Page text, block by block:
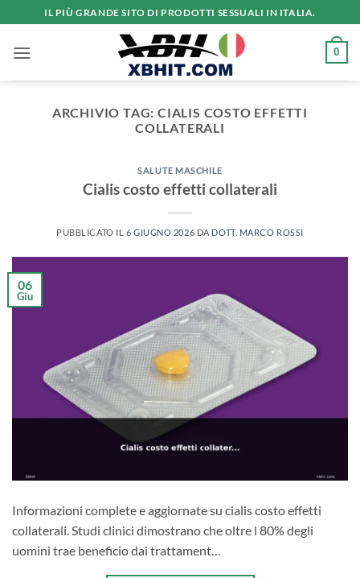
ai
contenuti
IL PIÙ GRANDE SITO DI PRODOTTI SESSUALI IN ITALIA.
0
ARCHIVIO TAG:CIALIS COSTO EFFETTI
COLLATERALI
SALUTE MASCHILE
Cialis costo effetti collaterali
PUBBLICATO IL 6 GIUGNO 2026 DA DOTT. MARCO ROSSI
06
Giu
Informazioni complete e aggiornate su cialis costo effetti
collaterali. Studi clinici dimostrano che oltre l 80% degli
uomini trae beneficio dai trattament…